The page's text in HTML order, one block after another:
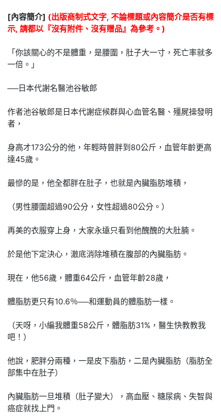
[內容簡介] (出版商制式文字, 不論標題或內容簡介是否有標
示, 請都以『沒有附件、沒有贈品』為參考。)
「你該關心的不是體重，是腰圍，肚子大一寸，死亡率就多
一倍。」
──日本代謝名醫池谷敏郎
作者池谷敏郎是日本代謝症候群與心血管名醫、殭屍操發明
者，
身高才173公分的他，年輕時曾胖到80公斤，血管年齡更高
達45歲。
最慘的是，他全都胖在肚子，也就是內臟脂肪堆積，
（男性腰圍超過90公分，女性超過80公分。）
再美的衣服穿上身，大家永遠只看到他醜醜的大肚腩。
於是他下定決心，澈底消除堆積在腹部的內臟脂肪。
現在，他56歲，體重64公斤，血管年齡28歲，
體脂肪更只有10.6％──和運動員的體脂肪一樣。
（天呀，小編我體重58公斤，體脂肪31%，醫生快教教我
吧！）
他說，肥胖分兩種，一是皮下脂肪，二是內臟脂肪（脂肪全
部集中在肚子）
內臟脂肪一旦堆積（肚子變大），高血壓、糖尿病、失智與
癌症就找上門。